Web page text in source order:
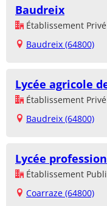
Baudreix
Établissement
Baudreix (64800)
Lycée agricole
Établissement
Baudreix (64800)
Lycée
Établissement
Coarraze (64800)